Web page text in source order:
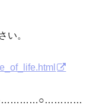
い。